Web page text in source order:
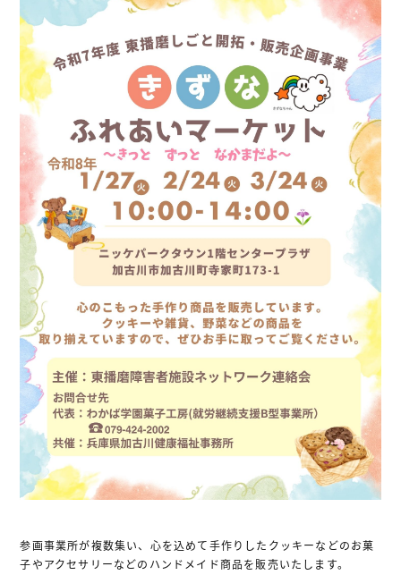
兵庫DC特設
協議会概要
お問い合わせ
プライバシー・ポリシー
関連サイトリンク
サイトマップ
参画事業所が複数集い、心を込めて手作りしたクッキーなどのお菓
子やアクセサリーなどのハンドメイド商品を販売いたします。